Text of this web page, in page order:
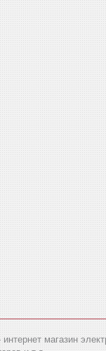
интернет магазин